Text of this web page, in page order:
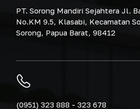
PT. Sorong Mandiri Sejahtera Jl.
No.KM 9.5, Klasabi, Kecamatan
Sorong, Papua Barat, 98412
(0951) 323 888 - 323 678